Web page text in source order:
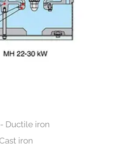
Ductile iron
iron